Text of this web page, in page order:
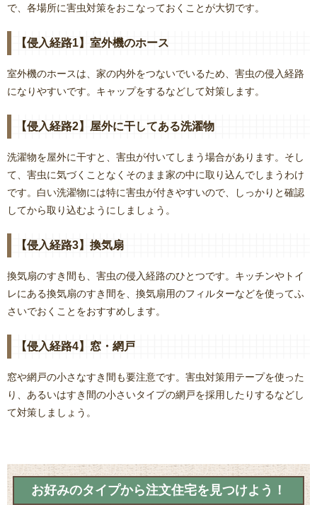
で、各場所に害虫対策をおこなっておくことが大切です。
【侵入経路1】室外機のホース
室外機のホースは、家の内外をつないでいるため、害虫の侵入経路
になりやすいです。キャップをするなどして対策します。
【侵入経路2】屋外に干してある洗濯物
洗濯物を屋外に干すと、害虫が付いてしまう場合があります。そし
て、害虫に気づくことなくそのまま家の中に取り込んでしまうわけ
です。白い洗濯物には特に害虫が付きやすいので、しっかりと確認
してから取り込むようにしましょう。
【侵入経路3】換気扇
換気扇のすき間も、害虫の侵入経路のひとつです。キッチンやトイ
レにある換気扇のすき間を、換気扇用のフィルターなどを使ってふ
さいでおくことをおすすめします。
【侵入経路4】窓・網戸
窓や網戸の小さなすき間も要注意です。害虫対策用テープを使った
り、あるいはすき間の小さいタイプの網戸を採用したりするなどし
て対策しましょう。
お好みのタイプから注文住宅を見つけよう！